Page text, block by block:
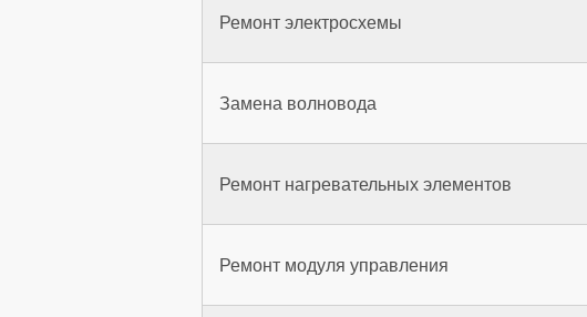
Ремонт электросхемы
Замена волновода
Ремонт нагревательных элементов
Ремонт модуля управления